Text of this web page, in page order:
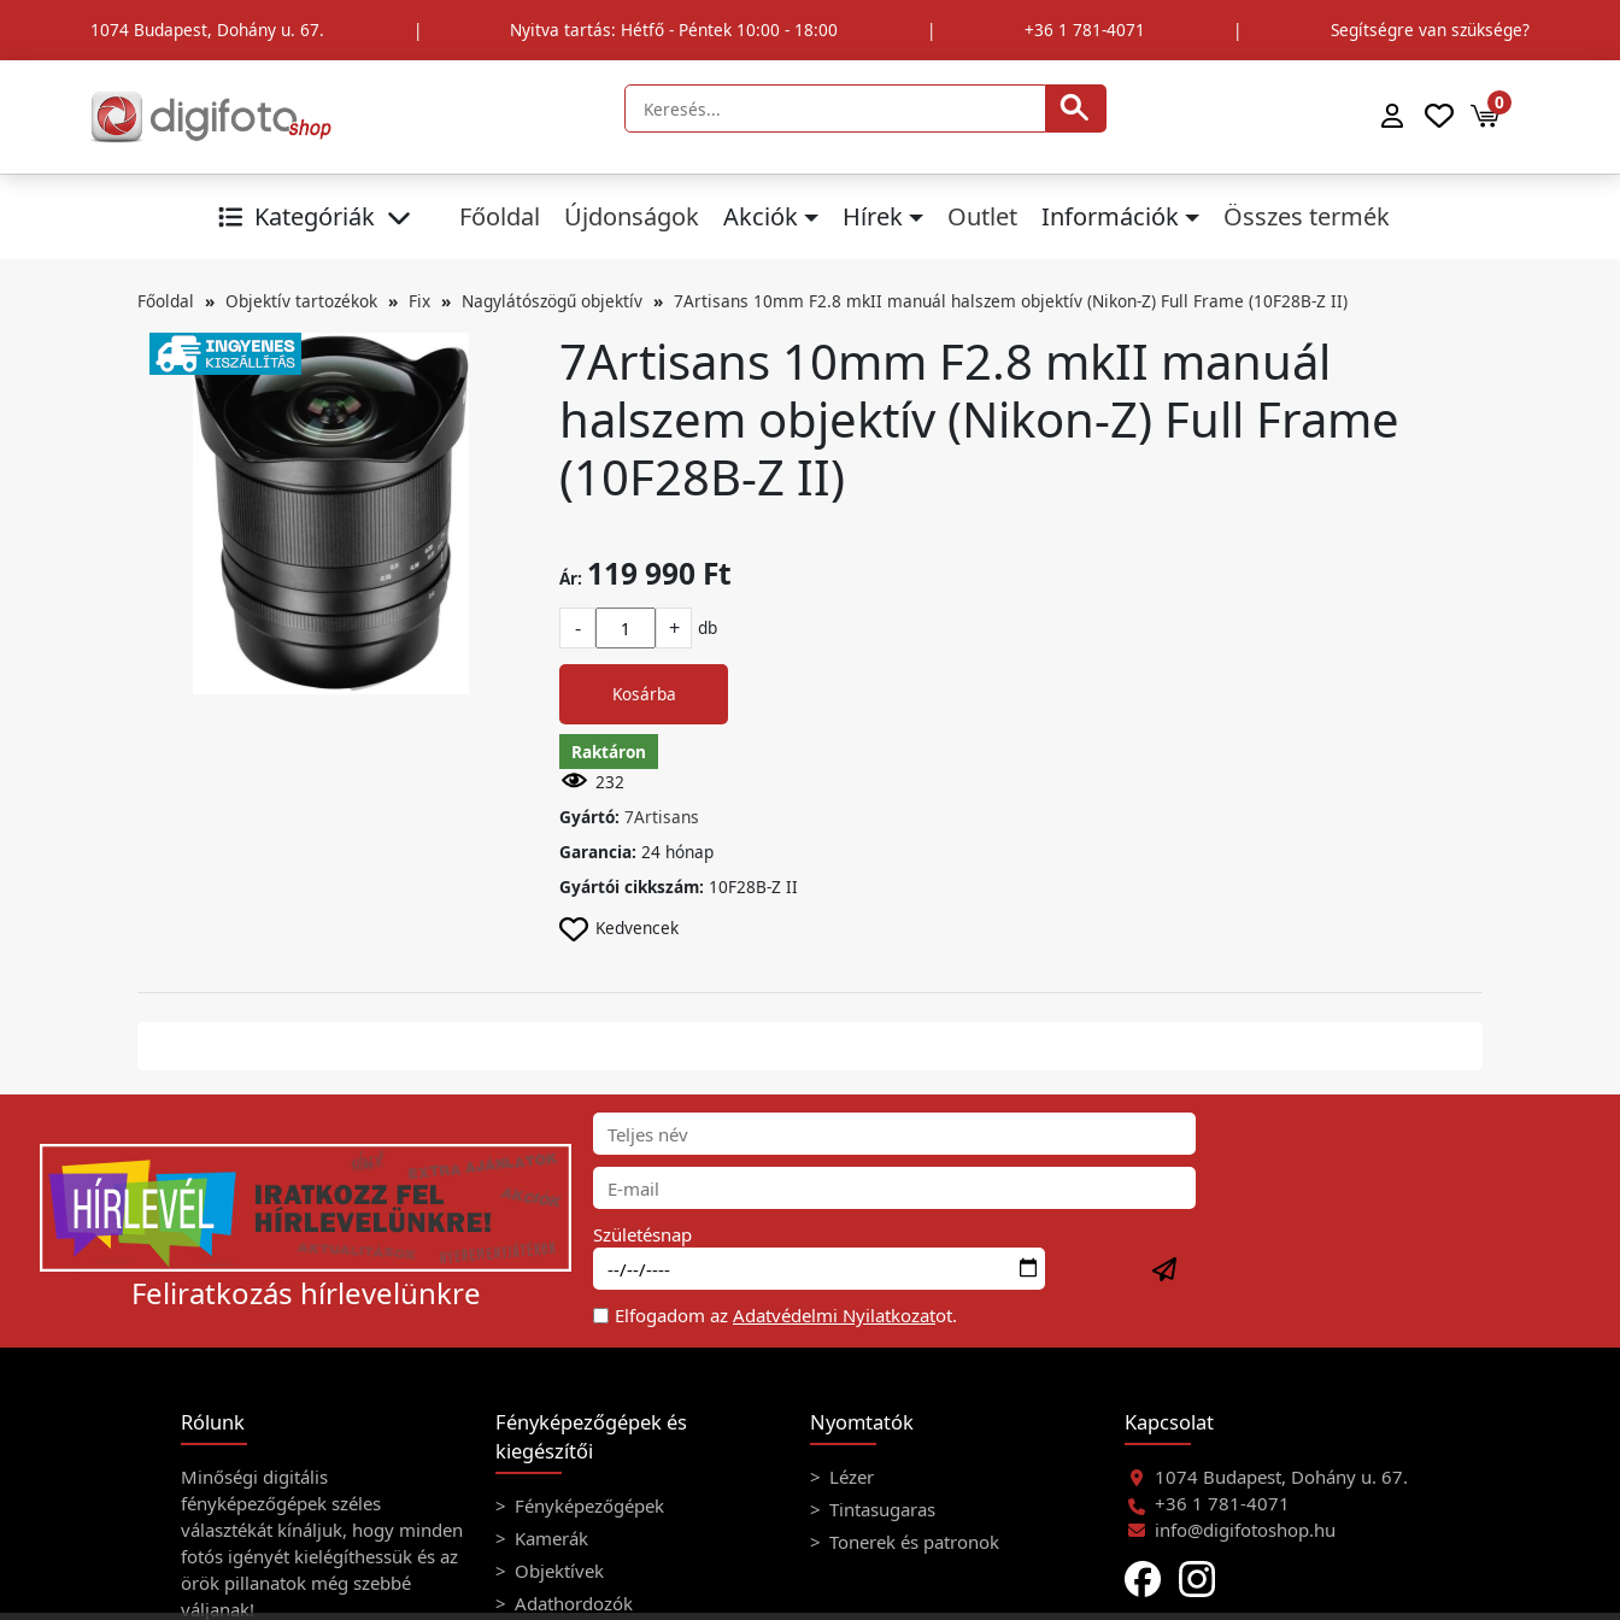
1074 Budapest, Dohány u. 67. | Nyitva tartás: Hétfő - Péntek 10:00 - 18:00 | +36 1 781-4071 | Segítségre van szüksége?
0
Kategóriák Főoldal Újdonságok Akciók Hírek Outlet Információk Összes termék
Főoldal Objektív tartozékok Fix Nagylátószögű objektív 7Artisans 10mm F2.8 mkII manuál halszem objektív (Nikon-Z) Full Frame (10F28B-Z II)
7Artisans 10mm F2.8 mkII manuál
halszem objektív (Nikon-Z) Full Frame
(10F28B-Z II)
Ár: 119 990 Ft
- + db
Kosárba
Raktáron
232
Gyártó: 7Artisans
Garancia: 24 hónap
Gyártói cikkszám: 10F28B-Z II
Kedvencek
Feliratkozás hírlevelünkre
Születésnap
Elfogadom az Adatvédelmi Nyilatkozatot.
Rólunk
Minőségi digitális
fényképezőgépek széles
választékát kínáljuk, hogy minden
fotós igényét kielégíthessük és az
örök pillanatok még szebbé
váljanak!
Fényképezőgépek és
kiegészítői
Fényképezőgépek
Kamerák
Objektívek
Adathordozók
Nyomtatók
Lézer
Tintasugaras
Tonerek és patronok
Kapcsolat
1074 Budapest, Dohány u. 67.
+36 1 781-4071
info@digifotoshop.hu